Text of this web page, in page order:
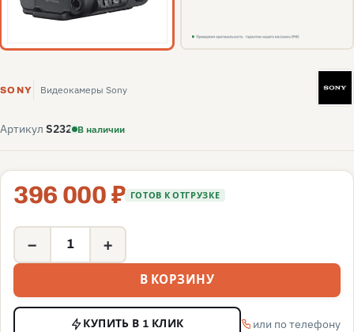
SONY Видеокамеры Sony S
Артикул S232 В наличии
396 000 ₽ ГОТОВ К ОТГРУЗКЕ
− +
В КОРЗИНУ
КУПИТЬ В 1 КЛИК
или по телефону